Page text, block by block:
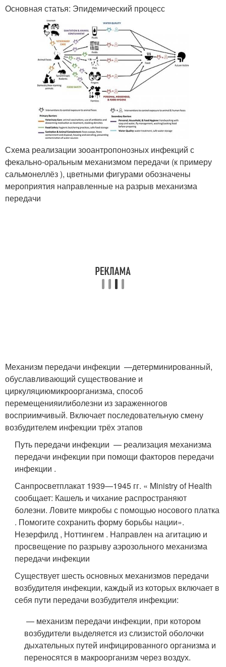
Основная статья: Эпидемический процесс
Схема реализации зооантропонозных инфекций с
фекально-оральным механизмом передачи (к примеру
сальмонеллёз ), цветными фигурами обозначены
мероприятия направленные на разрыв механизма
передачи
Механизм передачи инфекции —детерминированный,
обуславливающий существование и
циркуляциюмикроорганизма, способ
перемещенияилиболезни из зараженногов
восприимчивый. Включает последовательную смену
возбудителем инфекции трёх этапов
Путь передачи инфекции — реализация механизма
передачи инфекции при помощи факторов передачи
инфекции .
Санпросветплакат 1939—1945 гг. « Ministry of Health
сообщает: Кашель и чихание распространяют
болезни. Ловите микробы с помощью носового платка
. Помогите сохранить форму борьбы нации».
Незерфилд , Ноттингем . Направлен на агитацию и
просвещение по разрыву аэрозольного механизма
передачи инфекции
Существует шесть основных механизмов передачи
возбудителя инфекции, каждый из которых включает в
себя пути передачи возбудителя инфекции:
— механизм передачи инфекции, при котором
возбудители выделяется из слизистой оболочки
дыхательных путей инфицированного организма и
переносятся в макроорганизм через воздух.